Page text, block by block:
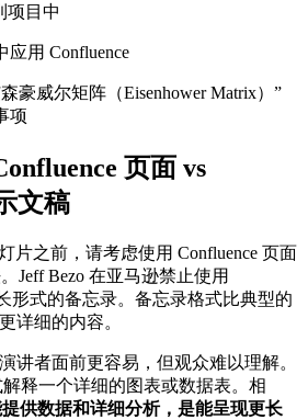
项目中
用 Confluence
豪威尔矩阵（Eisenhower Matrix）”
项
页面 vs
文稿
之前，请考虑使用 Confluence 页面
Jeff Bezo 在亚马逊禁止使用
形式的备忘录。备忘录格式比典型的
详细的内容。
者面前更容易，但观众难以理解。
解释一个详细的图表或数据表。相
供数据和详细分析，是能呈现更长